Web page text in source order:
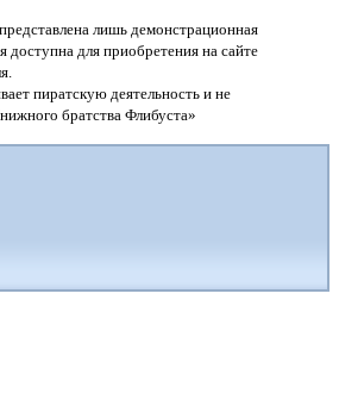
лишь демонстрационная
доступна для приобретения на сайте
пиратскую деятельность и не
братства Флибуста»